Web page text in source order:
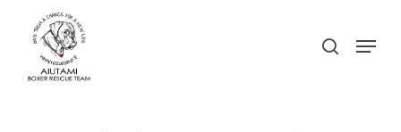
content
search
Menu
Close